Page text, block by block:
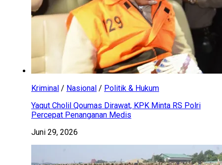
Kriminal / Nasional / Politik & Hukum
Yaqut Cholil Qoumas Dirawat, KPK Minta RS Polri
Percepat Penanganan Medis
Juni 29, 2026